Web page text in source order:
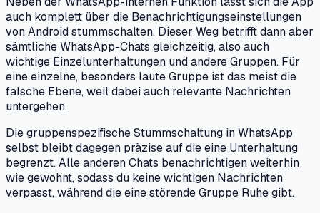
auch komplett über die Benachrichtigungseinstellungen
von Android stummschalten. Dieser Weg betrifft dann aber
sämtliche WhatsApp-Chats gleichzeitig, also auch
wichtige Einzelunterhaltungen und andere Gruppen. Für
eine einzelne, besonders laute Gruppe ist das meist die
falsche Ebene, weil dabei auch relevante Nachrichten
untergehen.
Die gruppenspezifische Stummschaltung in WhatsApp
selbst bleibt dagegen präzise auf die eine Unterhaltung
begrenzt. Alle anderen Chats benachrichtigen weiterhin
wie gewohnt, sodass du keine wichtigen Nachrichten
verpasst, während die eine störende Gruppe Ruhe gibt.